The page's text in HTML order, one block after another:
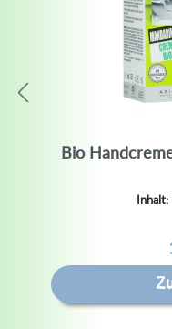
Bio
Inhalt: